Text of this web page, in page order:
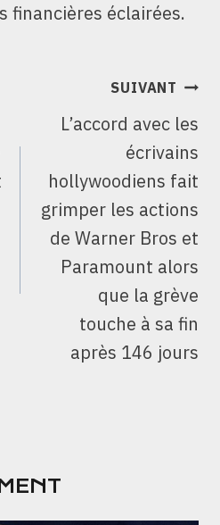
financières éclairées.
SUIVANT
L’accord avec les
écrivains
hollywoodiens fait
grimper les actions
de Warner Bros et
Paramount alors
que la grève
touche à sa fin
après 146 jours